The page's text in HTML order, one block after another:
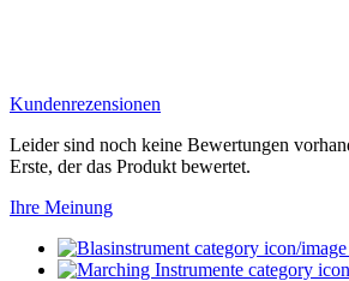
Kundenrezensionen
Leider sind noch keine Bewertungen
Erste, der das Produkt bewertet.
Ihre Meinung